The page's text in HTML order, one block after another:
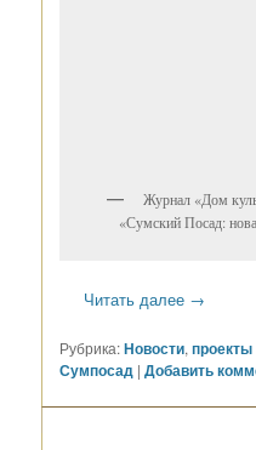
Журнал «Дом
«Сумский Посад:
Читать далее →
Рубрика:Новости,проекты
Сумпосад |Добавить